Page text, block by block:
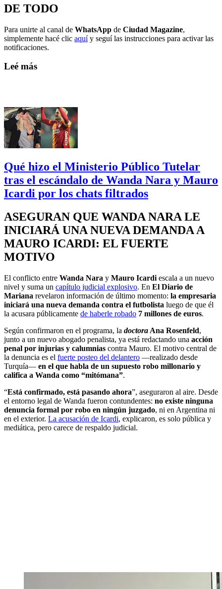
DE TODO
Para unirte al canal de WhatsApp de Ciudad Magazine,
simplemente hacé clic aquíy seguí las instrucciones para activar las
notificaciones.
Leé más
Qué hizo el Ministerio Público Tutelar
tras el escándalo de Wanda Nara y Mauro
Icardi por los chats filtrados
ASEGURAN QUE WANDA NARA LE
INICIARÁ UNA NUEVA DEMANDA A
MAURO ICARDI: EL FUERTE
MOTIVO
El conflicto entre Wanda Nara y Mauro Icardi escala a un nuevo
nivel y suma un capítulo judicial explosivo. En El Diario de
Mariana revelaron información de último momento: la empresaria
iniciará una nueva demanda contra el futbolista luego de que él
la acusara públicamente de haberle robado 7 millones de euros.
Según confirmaron en el programa, la doctora Ana Rosenfeld,
junto a un nuevo abogado penalista, ya está redactando una acción
penal por injurias y calumnias contra Mauro. El motivo central de
la denuncia es el fuerte posteo del delantero —realizado desde
Turquía— en el que habla de un supuesto robo millonario y
califica a Wanda como “mitómana”.
“Está confirmado, está pasando ahora”, aseguraron al aire. Desde
el entorno legal de Wanda fueron contundentes: no existe ninguna
denuncia formal por robo en ningún juzgado, ni en Argentina ni
en el exterior. La acusación de Icardi, explicaron, es solo pública y
mediática, pero carece de respaldo judicial.